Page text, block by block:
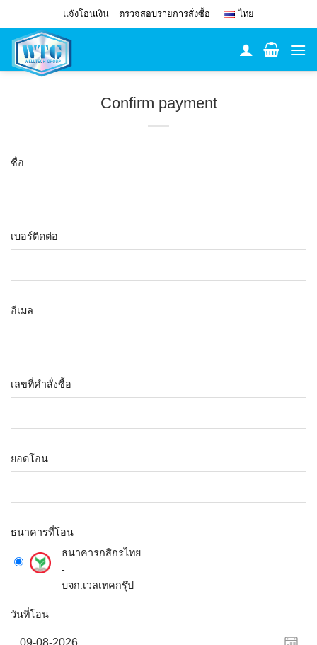
to
content
แจ้งโอนเงิน ตรวจสอบรายการสั่งซื้อ ไทย
Confirm payment
ชื่อ
เบอร์ติดต่อ
อีเมล
เลขที่คำสั่งซื้อ
ยอดโอน
ธนาคารที่โอน
ธนาคารกสิกรไทย
-
บจก.เวลเทคกรุ๊ป
วันที่โอน